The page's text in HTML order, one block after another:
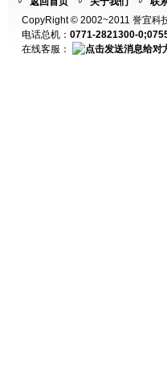
CopyRight © 2002~2011 誉宜科
电话总机： 0771-2821300-
在线客服：